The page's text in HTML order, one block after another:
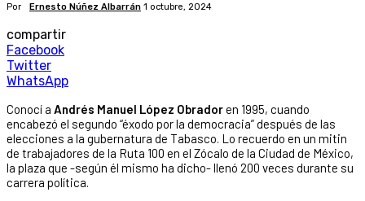
Por Ernesto Núñez Albarrán 1 octubre, 2024
compartir
Facebook
Twitter
WhatsApp
Conocí a Andrés Manuel López Obradoren 1995, cuando
encabezó el segundo “éxodo por la democracia” después de las
elecciones a la gubernatura de Tabasco. Lo recuerdo en un mitin
de trabajadores de la Ruta 100 en el Zócalo de la Ciudad de México,
la plaza que -según él mismo ha dicho- llenó 200 veces durante su
carrera política.